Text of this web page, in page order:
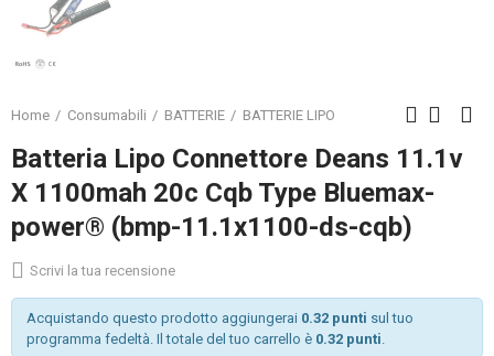
Home Consumabili BATTERIE BATTERIE LIPO
Batteria Lipo Connettore Deans 11.1v
X 1100mah 20c Cqb Type Bluemax-
power® (bmp-11.1x1100-ds-cqb)
Scrivi la tua recensione
Acquistando questo prodotto aggiungerai 0.32 punti sul tuo
programma fedeltà. Il totale del tuo carrello è 0.32 punti